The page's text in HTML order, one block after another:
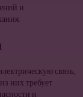
и
связь,
них требует